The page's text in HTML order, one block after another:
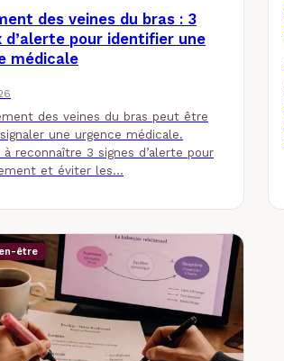
des veines du bras : 3
d’alerte pour identifier une
médicale
des veines du bras peut être
une urgence médicale.
à reconnaître 3 signes d’alerte pour
et éviter les…
être